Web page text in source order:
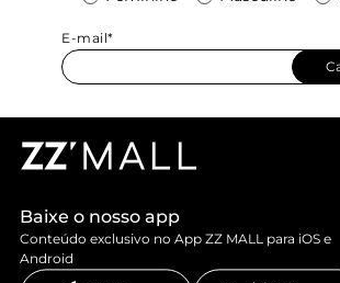
E-mail*
Baixe o nosso app
Conteúdo exclusivo no App ZZ MALL para iOS e
Android